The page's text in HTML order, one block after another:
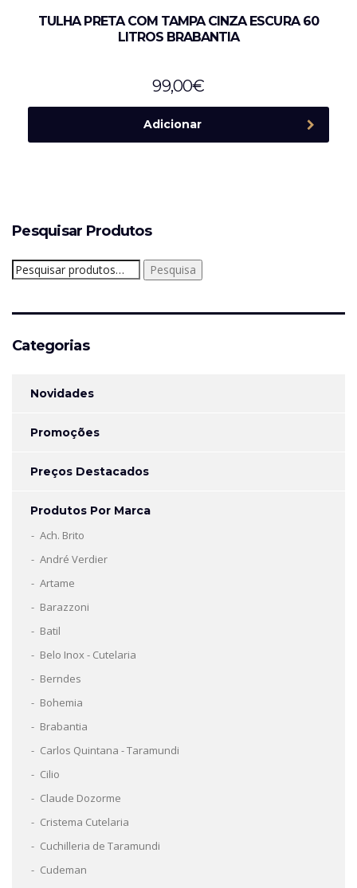
TULHA PRETA COM TAMPA CINZA ESCURA 60
LITROS BRABANTIA
99,00€
Adicionar
Pesquisar Produtos
Pesquisar
por:
Pesquisa
Categorias
Novidades
Promoções
Preços Destacados
Produtos Por Marca
Ach. Brito
André Verdier
Artame
Barazzoni
Batil
Belo Inox - Cutelaria
Berndes
Bohemia
Brabantia
Carlos Quintana - Taramundi
Cilio
Claude Dozorme
Cristema Cutelaria
Cuchilleria de Taramundi
Cudeman